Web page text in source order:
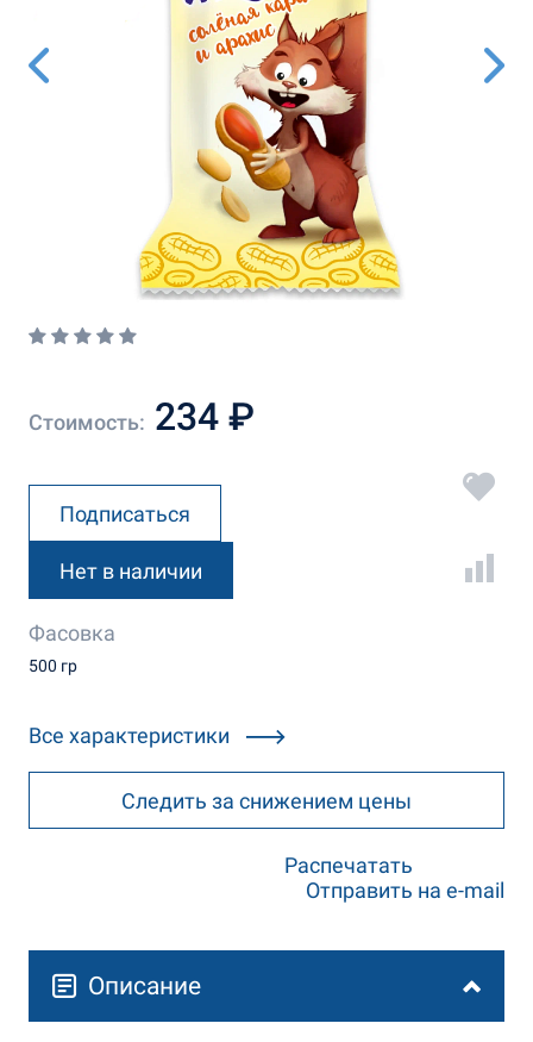
Стоимость: 234 ₽
Подписаться
Нет в наличии
Фасовка
500 гр
Все характеристики
Следить за снижением цены
Распечатать
Отправить на e-mail
Описание